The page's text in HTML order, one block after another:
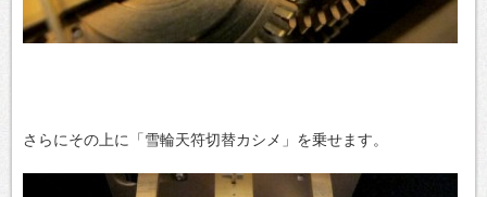
さらにその上に「雪輪天符切替カシメ」を乗せます。